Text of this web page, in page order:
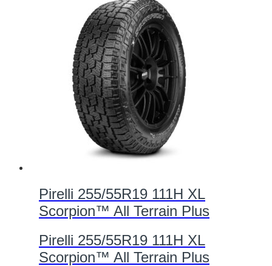
Pirelli 255/55R19 111H XL
Scorpion™ All Terrain Plus
Pirelli 255/55R19 111H XL
Scorpion™ All Terrain Plus